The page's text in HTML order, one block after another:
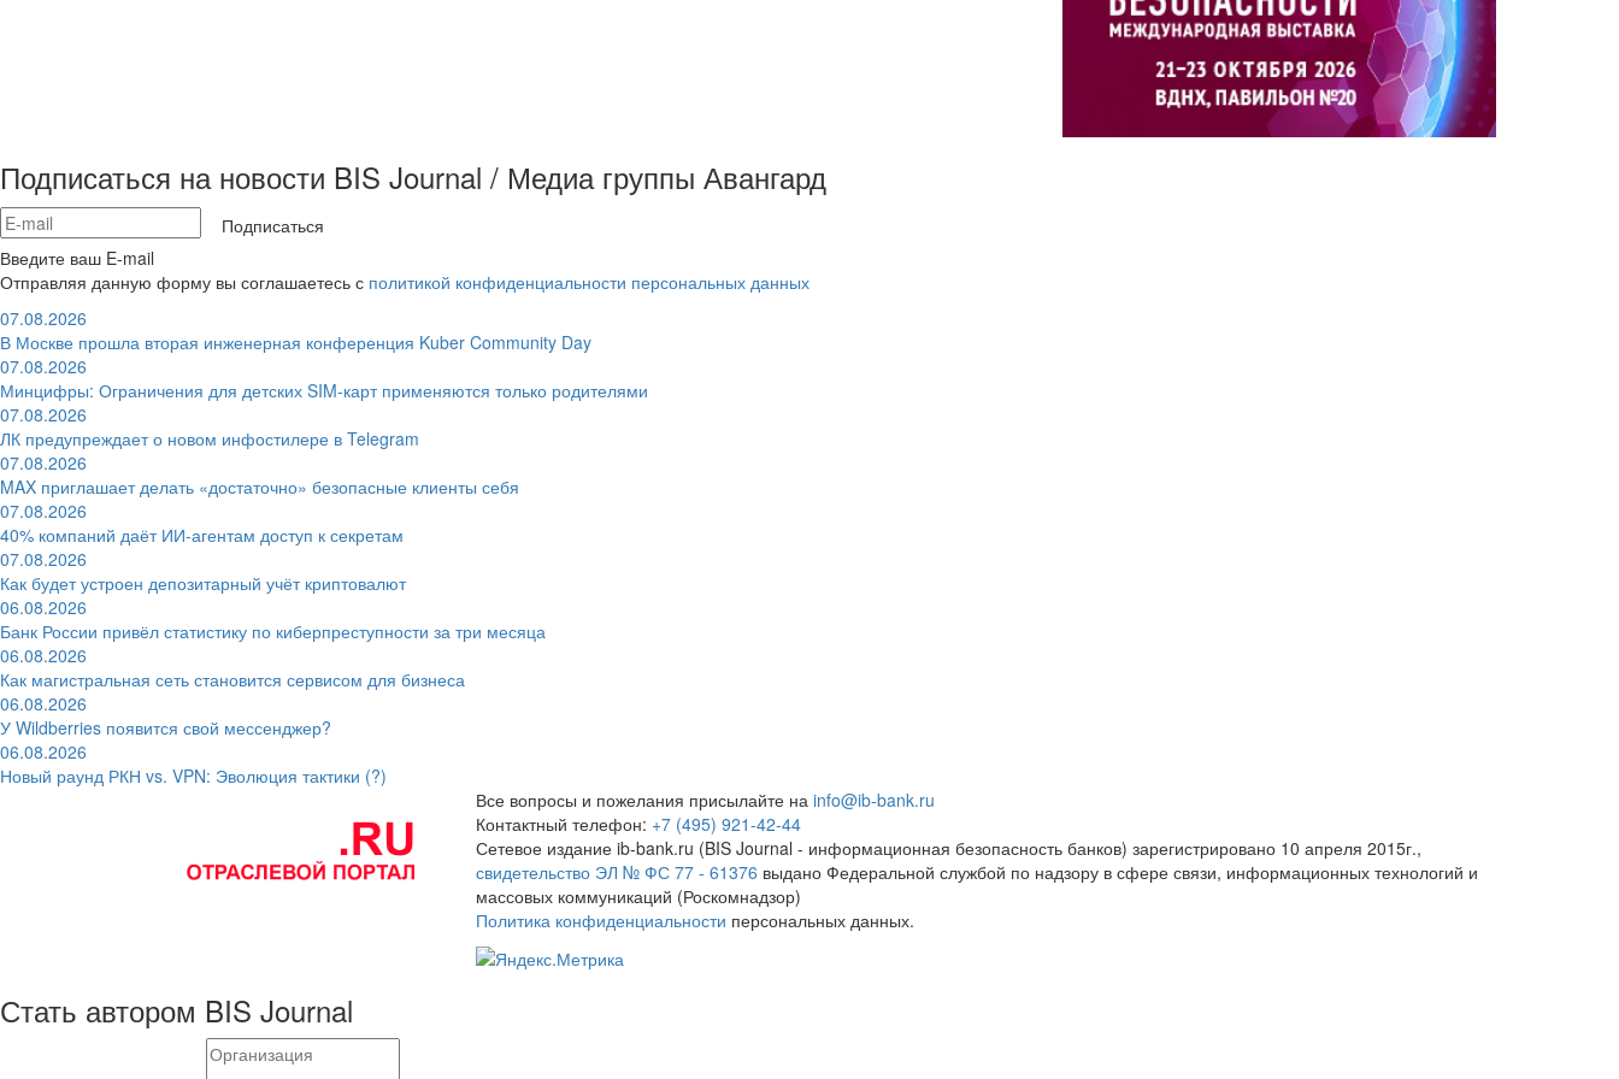
Подписаться на новости BIS Journal / Медиа группы Авангард
Подписаться
Введите ваш E-mail
Отправляя данную форму вы соглашаетесь с политикой конфиденциальности персональных данных
07.08.2026
В Москве прошла вторая инженерная конференция Kuber Community Day
07.08.2026
Минцифры: Ограничения для детских SIM-карт применяются только родителями
07.08.2026
ЛК предупреждает о новом инфостилере в Telegram
07.08.2026
MAX приглашает делать «достаточно» безопасные клиенты себя
07.08.2026
40% компаний даёт ИИ‑агентам доступ к секретам
07.08.2026
Как будет устроен депозитарный учёт криптовалют
06.08.2026
Банк России привёл статистику по киберпреступности за три месяца
06.08.2026
Как магистральная сеть становится сервисом для бизнеса
06.08.2026
У Wildberries появится свой мессенджер?
06.08.2026
Новый раунд РКН vs. VPN: Эволюция тактики (?)
Все вопросы и пожелания присылайте на info@ib-bank.ru
Контактный телефон: +7 (495) 921-42-44
Сетевое издание ib-bank.ru (BIS Journal - информационная безопасность банков) зарегистрировано 10 апреля 2015г.,
свидетельство ЭЛ № ФС 77 - 61376 выдано Федеральной службой по надзору в сфере связи, информационных технологий и
массовых коммуникаций (Роскомнадзор)
Политика конфиденциальности персональных данных.
Стать автором BIS Journal